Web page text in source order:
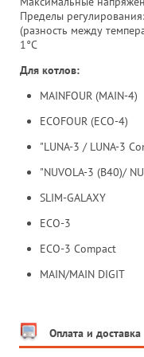
Пределы
(разность между
1°C
Для котлов:
MAINFOUR (MAIN-4)
ECOFOUR (ECO-4)
"LUNA-3 / LUNA-3
"NUVOLA-3 (B40)/
SLIM-GALAXY
ECO-3
ECO-3 Compact
MAIN/MAIN DIGIT
Оплата и доставка